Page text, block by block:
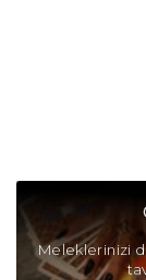
Meleklerinizi